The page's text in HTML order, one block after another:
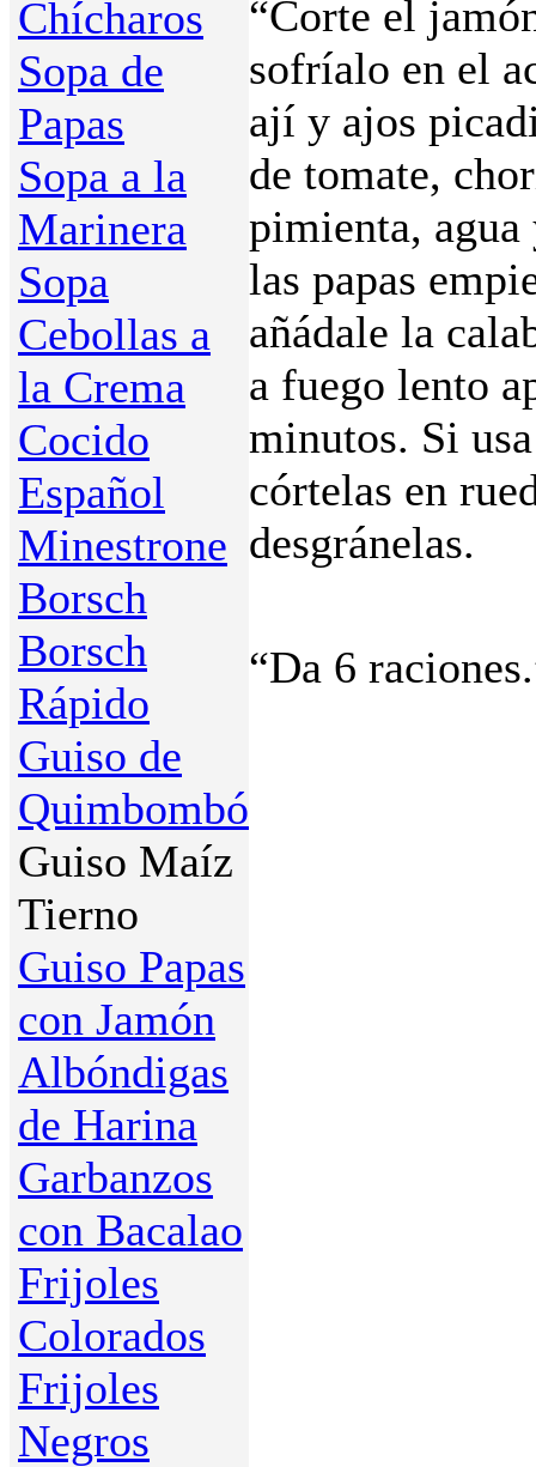
Chícharos
Sopa de
Papas
Sopa a la
Marinera
Sopa
Cebollas a
la Crema
Cocido
Español
Minestrone
Borsch
Borsch
Rápido
Guiso de
Quimbombó
Guiso Maíz
Tierno
Guiso Papas
con Jamón
Albóndigas
de Harina
Garbanzos
con Bacalao
Frijoles
Colorados
Frijoles
Negros
“Corte el
sofríalo en el
ají y ajos
de tomate,
pimienta, agua
las papas
añádale la
a fuego lento
minutos. Si
córtelas en
desgránelas.
“Da 6